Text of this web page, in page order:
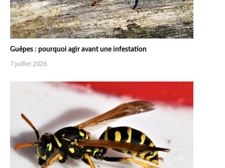
Guêpes : pourquoi agir avant une infestation
7 juillet 2026